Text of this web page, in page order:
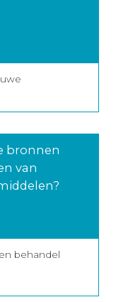
bronnen
van
behandel